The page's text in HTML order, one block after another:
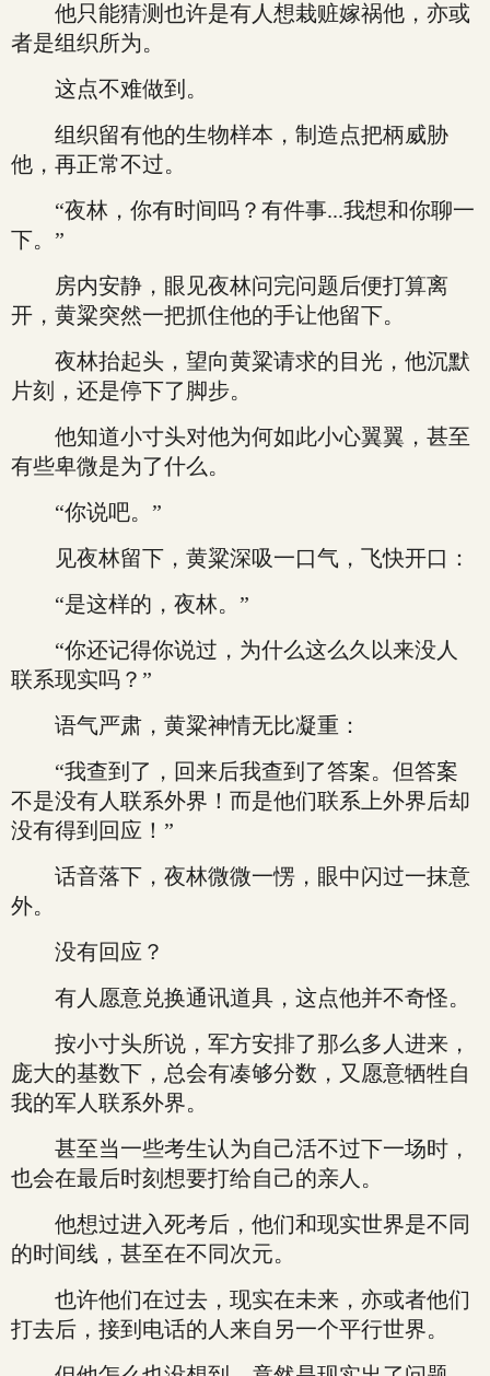
他只能猜测也许是有人想栽赃嫁祸他，亦或
者是组织所为。
这点不难做到。
组织留有他的生物样本，制造点把柄威胁
他，再正常不过。
“夜林，你有时间吗？有件事...我想和你聊一
下。”
房内安静，眼见夜林问完问题后便打算离
开，黄粱突然一把抓住他的手让他留下。
夜林抬起头，望向黄粱请求的目光，他沉默
片刻，还是停下了脚步。
他知道小寸头对他为何如此小心翼翼，甚至
有些卑微是为了什么。
“你说吧。”
见夜林留下，黄粱深吸一口气，飞快开口：
“是这样的，夜林。”
“你还记得你说过，为什么这么久以来没人
联系现实吗？”
语气严肃，黄粱神情无比凝重：
“我查到了，回来后我查到了答案。但答案
不是没有人联系外界！而是他们联系上外界后却
没有得到回应！”
话音落下，夜林微微一愣，眼中闪过一抹意
外。
没有回应？
有人愿意兑换通讯道具，这点他并不奇怪。
按小寸头所说，军方安排了那么多人进来，
庞大的基数下，总会有凑够分数，又愿意牺牲自
我的军人联系外界。
甚至当一些考生认为自己活不过下一场时，
也会在最后时刻想要打给自己的亲人。
他想过进入死考后，他们和现实世界是不同
的时间线，甚至在不同次元。
也许他们在过去，现实在未来，亦或者他们
打去后，接到电话的人来自另一个平行世界。